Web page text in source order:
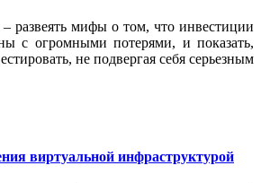
– развеять мифы о том, что инвестиции
с огромными потерями, и показать,
не подвергая себя серьезным
виртуальной инфраструктурой